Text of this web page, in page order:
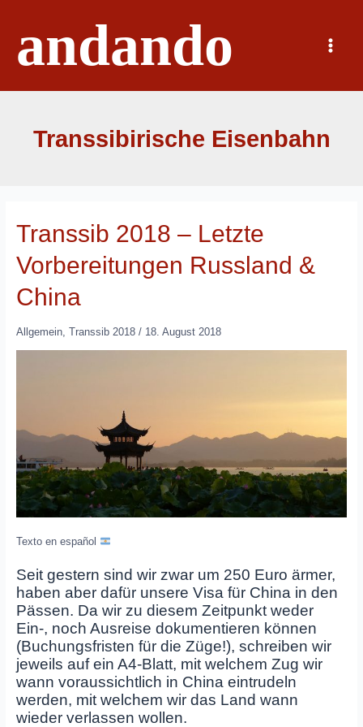
springenandando
Main
Menu
Transsibirische Eisenbahn
Transsib 2018 – Letzte
Vorbereitungen Russland &
China
Allgemein, Transsib 2018/ 18. August 2018
Texto en español
Seit gestern sind wir zwar um 250 Euro ärmer,
haben aber dafür unsere Visa für China in den
Pässen. Da wir zu diesem Zeitpunkt weder
Ein-, noch Ausreise dokumentieren können
(Buchungsfristen für die Züge!), schreiben wir
jeweils auf ein A4-Blatt, mit welchem Zug wir
wann voraussichtlich in China eintrudeln
werden, mit welchem wir das Land wann
wieder verlassen wollen.